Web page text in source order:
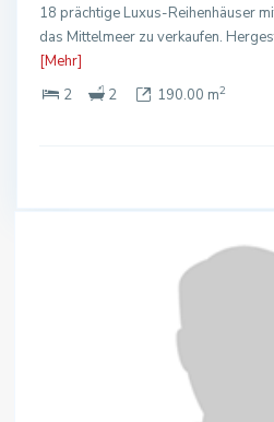
18 prächtige Luxus-Reihenhäuser
das Mittelmeer zu verkaufen.
[Mehr]
2
2 190.00 m2